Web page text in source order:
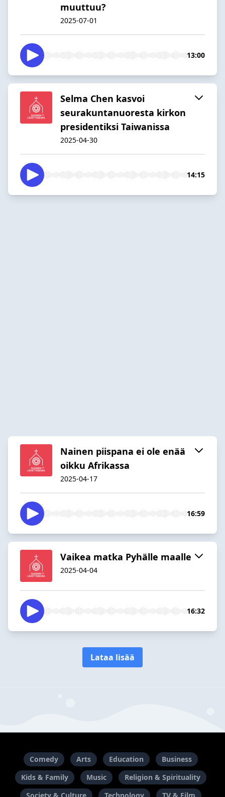
muuttuu?
2025-07-01
13:00
Selma Chen kasvoi
seurakuntanuoresta kirkon
presidentiksi Taiwanissa
2025-04-30
14:15
Nainen piispana ei ole enää
oikku Afrikassa
2025-04-17
16:59
Vaikea matka Pyhälle maalle
2025-04-04
16:32
Lataa lisää
Comedy Arts Education
Business
Kids & Family
Music
Religion & Spirituality